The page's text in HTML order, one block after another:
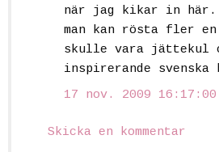
när jag kikar in här.
man kan rösta fler en
skulle vara jättekul
inspirerande svenska
17 nov. 2009 16:17:00
Skicka en kommentar